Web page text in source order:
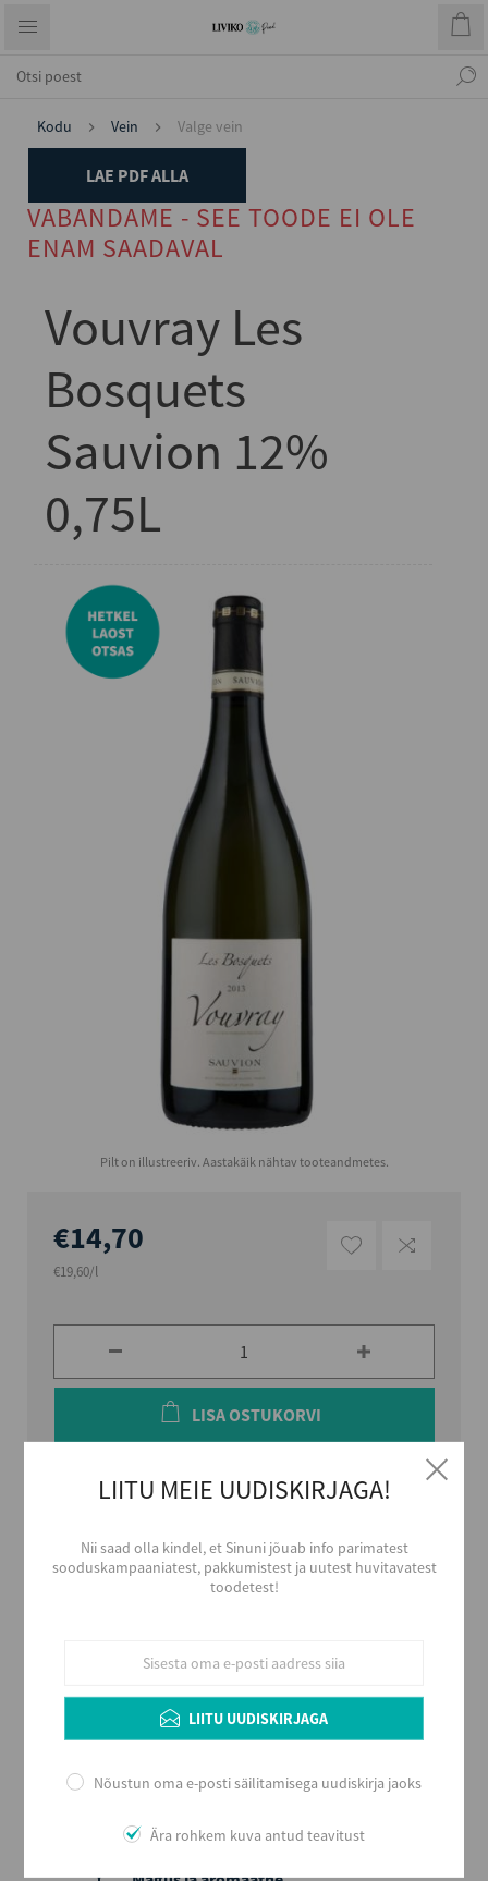
Kodu Vein Valge vein
LAE PDF ALLA
VABANDAME - SEE TOODE EI OLE
ENAM SAADAVAL
Vouvray Les
Bosquets
Sauvion 12%
0,75L
Pilt on illustreeriv. Aastakäik nähtav tooteandmetes.
€14,70
€19,60/l
LISA OSTUKORVI
Alkoholi liik
Tootja
SAUVION
Prantsusmaa
Viinamari
Chenin Blanc
Valge
LIITU MEIE UUDISKIRJAGA!
Nii saad olla kindel, et Sinuni jõuab info parimatest
sooduskampaaniatest, pakkumistest ja uutest huvitavatest
toodetest!
LIITU UUDISKIRJAGA
Nõustun oma e-posti säilitamisega uudiskirja jaoks
Ära rohkem kuva antud teavitust